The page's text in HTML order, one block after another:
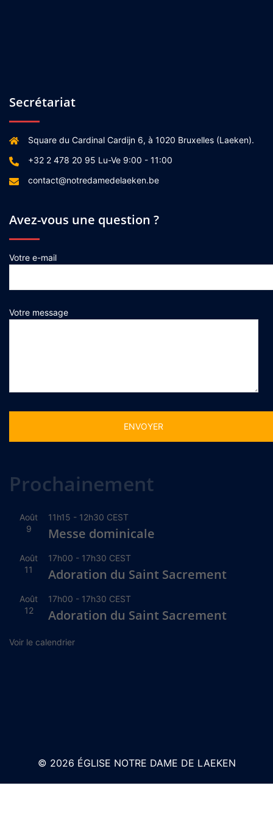
Secrétariat
Square du Cardinal Cardijn 6, à 1020 Bruxelles (Laeken).
+32 2 478 20 95 Lu-Ve 9:00 - 11:00
contact@notredamedelaeken.be
Avez-vous une question ?
Votre e-mail
Votre message
Prochainement
Août
9
11h15 - 12h30 CEST
Messe dominicale
Août
11
17h00 - 17h30 CEST
Adoration du Saint Sacrement
Août
12
17h00 - 17h30 CEST
Adoration du Saint Sacrement
Voir le calendrier
© 2026 ÉGLISE NOTRE DAME DE LAEKEN